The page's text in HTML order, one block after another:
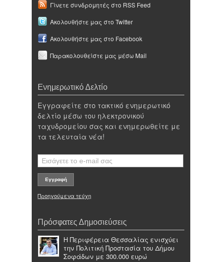
Γίνετε συνδρομητές στο RSS Feed
Ακολουθήστε μας στο Twitter
Ακολουθήστε μας στο Facebook
Παρακολουθείστε μας μέσω Mail
Ενημερωτικό Δελτίο
Εγγραφείτε στο τακτικό ενημερωτικό
δελτίο μέσω του ηλεκτρονικού
ταχυδρομείου σας και ενημερωθείτε με
τα τελευταία νέα!
Προηγούμενα τεύχη
Πρόσφατες Δημοσιεύσεις
Η Περιφέρεια Θεσσαλίας ενισχύει
την Πολιτική Προστασία του Δήμου
Σοφάδων με 300.000 ευρώ